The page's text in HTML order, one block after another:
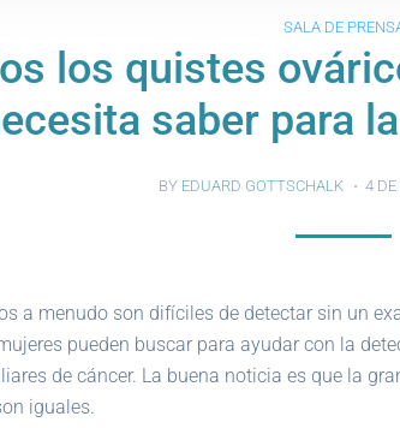
SALA DE
los quistes
saber para
BY EDUARD GOTTSCHALK 4 DE
a menudo son difíciles de detectar sin un
pueden buscar para ayudar con la
de cáncer. La buena noticia es que la
iguales.